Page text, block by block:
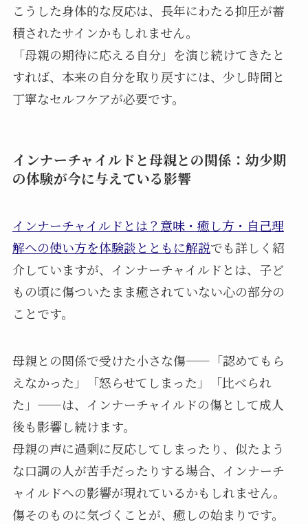
こうした身体的な反応は、長年にわたる抑圧が蓄
積されたサインかもしれません。
「母親の期待に応える自分」を演じ続けてきたと
すれば、本来の自分を取り戻すには、少し時間と
丁寧なセルフケアが必要です。
インナーチャイルドと母親との関係：幼少期
の体験が今に与えている影響
インナーチャイルドとは？意味・癒し方・自己理
解への使い方を体験談とともに解説でも詳しく紹
介していますが、インナーチャイルドとは、子ど
もの頃に傷ついたまま癒されていない心の部分の
ことです。
母親との関係で受けた小さな傷——「認めてもら
えなかった」「怒らせてしまった」「比べられ
た」——は、インナーチャイルドの傷として成人
後も影響し続けます。
母親の声に過剰に反応してしまったり、似たよう
な口調の人が苦手だったりする場合、インナーチ
ャイルドへの影響が現れているかもしれません。
傷そのものに気づくことが、癒しの始まりです。